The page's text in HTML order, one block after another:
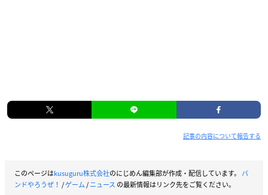
記事の内容について報告する
このページはkusuguru株式会社のにじめん編集部が作成・配信しています。 バ
ンドやろうぜ！ /ゲーム/ニュース の最新情報はリンク先をご覧ください。